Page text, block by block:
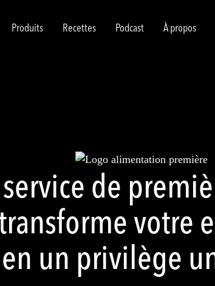
Produits Recettes Podcast À propos
de
votre
en un privilège